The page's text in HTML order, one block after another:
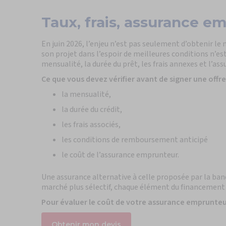
Taux, frais, assurance
En juin 2026, l’enjeu n’est pas seulement d’obtenir
son projet dans l’espoir de meilleures conditions
mensualité, la durée du prêt, les frais annexes et
Ce que vous devez vérifier avant de signer une
la mensualité,
la durée du crédit,
les frais associés,
les conditions de remboursement anticipé
le coût de l’assurance emprunteur.
Une assurance alternative à celle proposée par la
marché plus sélectif, chaque élément du
Pour évaluer le coût de votre assurance